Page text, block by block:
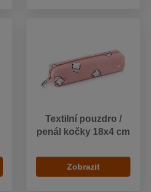
Textilní pouzdro /
penál kočky 18x4 cm
Zobrazit